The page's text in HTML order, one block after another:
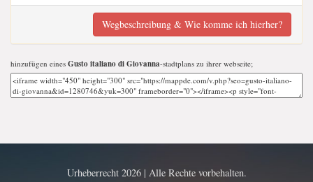
Wegbeschreibung & Wie komme ich hierher?
hinzufügen eines Gusto italiano di Giovanna-stadtplans zu ihrer webseite;
Urheberrecht 2026 | Alle Rechte vorbehalten.